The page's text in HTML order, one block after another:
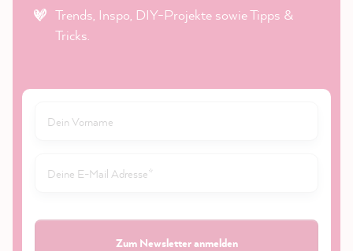
Trends, Inspo, DIY-Projekte sowie Tipps &
Tricks.
Zum Newsletter anmelden